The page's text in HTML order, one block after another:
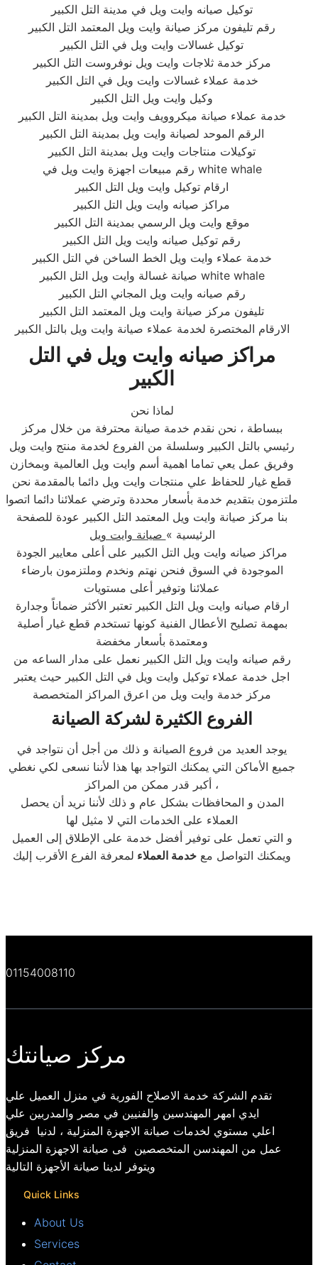
توكيل صيانه وايت ويل في مدينة التل الكبير
رقم تليفون مركز صيانة وايت ويل المعتمد التل الكبير
توكيل غسالات وايت ويل في التل الكبير
مركز خدمة ثلاجات وايت ويل نوفروست التل الكبير
خدمة عملاء غسالات وايت ويل في التل الكبير
وكيل وايت ويل التل الكبير
خدمة عملاء صيانة ميكروويف وايت ويل بمدينة التل الكبير
الرقم الموحد لصيانة وايت ويل بمدينة التل الكبير
توكيلات منتاجات وايت ويل بمدينة التل الكبير
رقم مبيعات اجهزة وايت ويل في white whale
ارقام توكيل وايت ويل التل الكبير
مراكز صيانه وايت ويل التل الكبير
موقع وايت ويل الرسمي بمدينة التل الكبير
رقم توكيل صيانه وايت ويل التل الكبير
خدمة عملاء وايت ويل الخط الساخن في التل الكبير
صيانة غسالة وايت ويل التل الكبير white whale
رقم صيانه وايت ويل المجاني التل الكبير
تليفون مركز صيانة وايت ويل المعتمد التل الكبير
الارقام المختصرة لخدمة عملاء صيانة وايت ويل بالتل الكبير
مراكز صيانه وايت ويل في التل
الكبير
لماذا نحن
ببساطة ، نحن نقدم خدمة صيانة محترفة من خلال مركز
رئيسي بالتل الكبير وسلسلة من الفروع لخدمة منتج وايت ويل
وفريق عمل يعي تماما اهمية أسم وايت ويل العالمية وبمخازن
قطع غيار للحفاظ علي منتجات وايت ويل دائما بالمقدمة نحن
ملتزمون بتقديم خدمة بأسعار محددة وترضي عملائنا دائما اتصوا
بنا مركز صيانة وايت ويل المعتمد التل الكبير عودة للصفحة
الرئيسية » صيانة وايت ويل
مراكز صيانه وايت ويل التل الكبير على أعلى معايير الجودة
الموجودة في السوق فنحن نهتم ونخدم وملتزمون بارضاء
عملائنا وتوفير أعلى مستويات
ارقام صيانه وايت ويل التل الكبير تعتبر الأكثر ضماناً وجدارة
بمهمة تصليح الأعطال الفنية كونها تستخدم قطع غيار أصلية
ومعتمدة بأسعار مخفضة
رقم صيانه وايت ويل التل الكبير نعمل على مدار الساعه من
اجل خدمة عملاء توكيل وايت ويل في التل الكبير حيث يعتبر
مركز خدمة وايت ويل من اعرق المراكز المتخصصة
الفروع الكثيرة لشركة الصيانة
يوجد العديد من فروع الصيانة و ذلك من أجل أن نتواجد في
جميع الأماكن التي يمكنك التواجد بها هذا لأننا نسعى لكي نغطي
أكبر قدر ممكن من المراكز ،
المدن و المحافظات بشكل عام و ذلك لأننا نريد أن يحصل
العملاء على الخدمات التي لا مثيل لها
و التي تعمل على توفير أفضل خدمة على الإطلاق إلى العميل
ويمكنك التواصل مع خدمة العملاء لمعرفة الفرع الأقرب إليك
01154008110
مركز صيانتك
تقدم الشركة خدمة الاصلاح الفورية في منزل العميل علي
ايدي امهر المهندسين والفنيين في مصر والمدربين علي
اعلي مستوي لخدمات صيانة الاجهزة المنزلية ، لدنيا فريق
عمل من المهندسن المتخصصين فى صيانة الاجهزة المنزلية
ويتوفر لدينا صيانة الأجهزة التالية
Quick Links
About Us
Services